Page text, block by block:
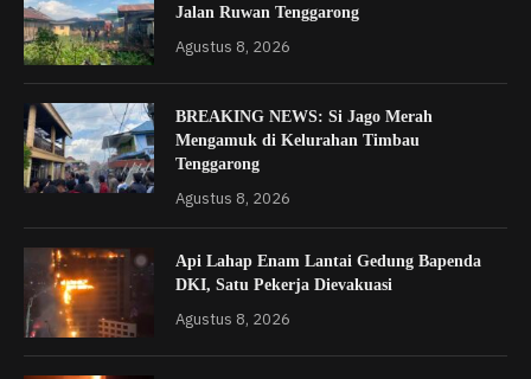
Jalan Ruwan Tenggarong
Agustus 8, 2026
BREAKING NEWS: Si Jago Merah
Mengamuk di Kelurahan Timbau
Tenggarong
Agustus 8, 2026
Api Lahap Enam Lantai Gedung Bapenda
DKI, Satu Pekerja Dievakuasi
Agustus 8, 2026